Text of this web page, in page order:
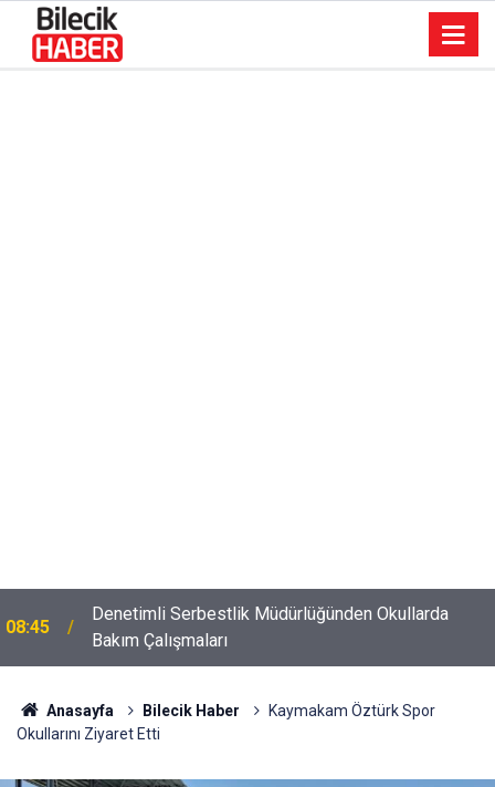
08:45
Denetimli Serbestlik Müdürlüğünden Okullarda
Bakım Çalışmaları
Anasayfa Bilecik Haber
Kaymakam Öztürk Spor
Okullarını Ziyaret Etti